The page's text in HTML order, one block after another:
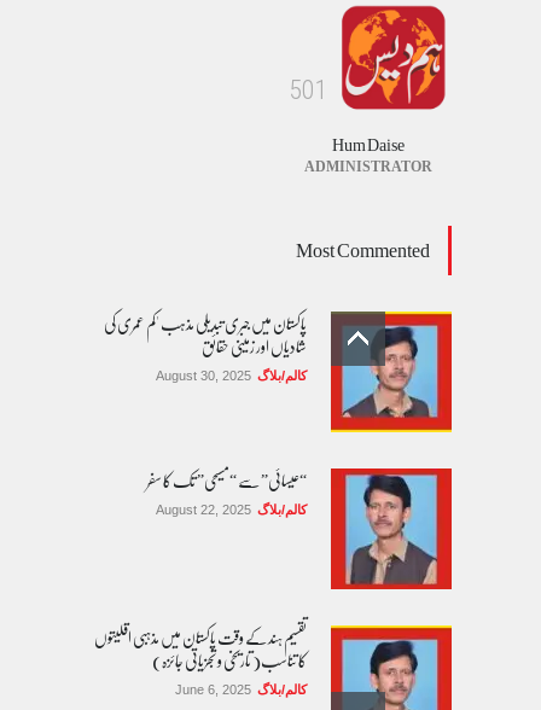
1
0
5
Hum Daise
ADMINISTRATOR
Most Commented
پاکستان میں جبری تبدیلی مذہب 'کم عمری کی
شادیاں اور زمینی حقائق
کالم/بلاگ August 30, 2025
“عیسائی” سے “مسیحی” تک کا سفر
کالم/بلاگ August 22, 2025
تقسیم ہند کے وقت پاکستان میں مذہبی اقلیتوں
کا تناسب( تاریخی و تجزیاتی جائزہ)
کالم/بلاگ June 6, 2025